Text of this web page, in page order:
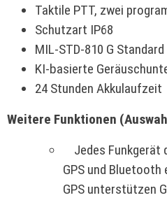
Taktile PTT, zwei
Schutzart IP68
MIL-STD-810 G Standard
KI-basierte
24 Stunden Akkulaufzeit
Weitere Funktionen
Jedes Funkgerät
GPS und
GPS unterstützen